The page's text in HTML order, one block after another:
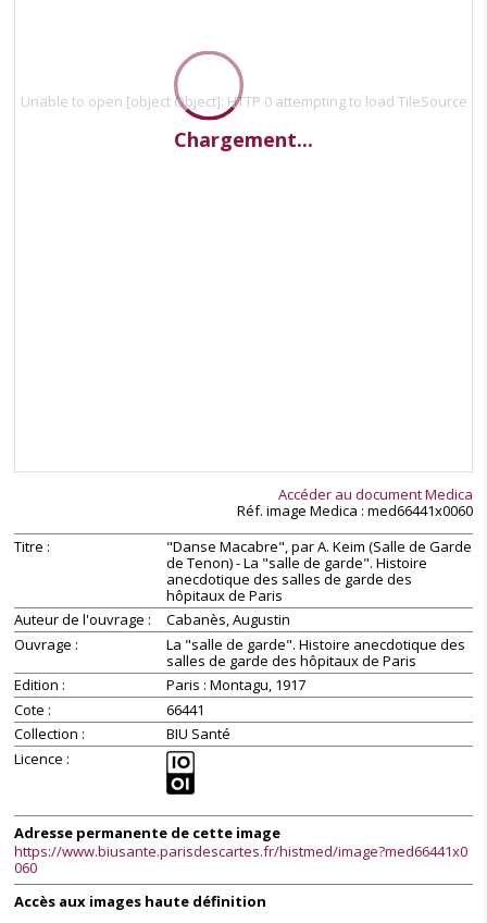
Unable to open [object Object]: HTTP 0 attempting to load TileSource
Chargement...
Accéder au documentMedica
Réf. image Medica : med66441x0060
Titre
"Danse Macabre", par A. Keim (Salle de Garde
de Tenon) - La "salle de garde". Histoire
anecdotique des salles de garde des
hôpitaux de Paris
Auteur de l'ouvrage
Cabanès, Augustin
Ouvrage
La "salle de garde". Histoire anecdotique des
salles de garde des hôpitaux de Paris
Edition
Paris : Montagu, 1917
Cote
66441
Collection
BIU Santé
Licence
Adresse permanente de cette image
https://www.biusante.parisdescartes.fr/histmed/image?med66441x0
060
Accès aux images haute définition